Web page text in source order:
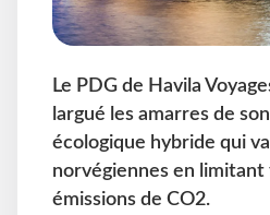
Le PDG de Havila
largué les amarres de
écologique hybride qui
norvégiennes en
émissions de CO2.